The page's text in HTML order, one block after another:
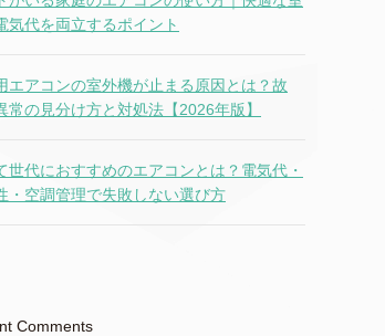
気代を両立するポイント
エアコンの室外機が止まる原因とは？故
常の見分け方と対処法【2026年版】
世代におすすめのエアコンとは？電気代・
・空調管理で失敗しない選び方
Comments